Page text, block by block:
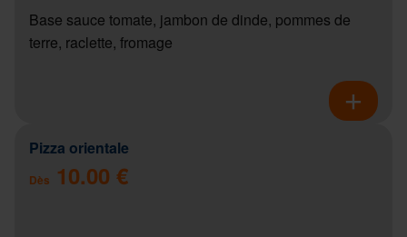
Base sauce tomate, jambon de dinde, pommes de
terre, raclette, fromage
Pizza orientale
Dès 10.00 €